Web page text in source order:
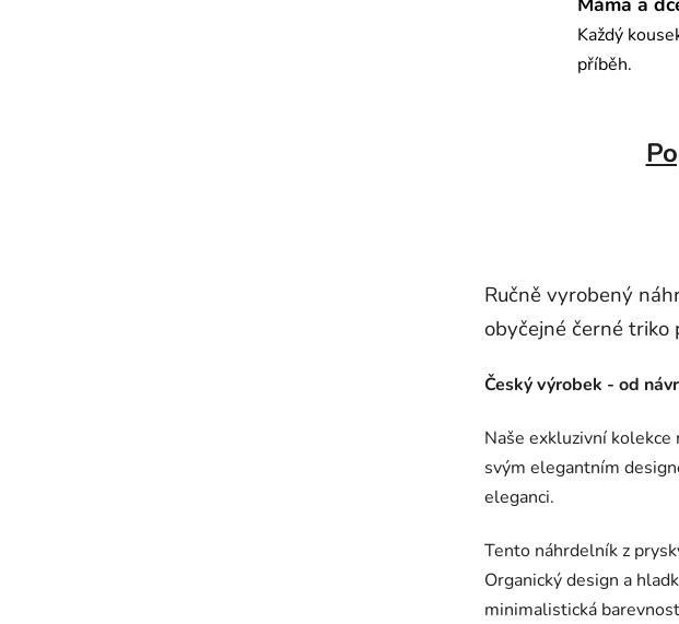
Každý
příběh.
Ručně vyrobený
obyčejné černé
Český výrobek - od
Naše exkluzivní
svým elegantním
eleganci.
Tento náhrdelník z
Organický design a
minimalistická